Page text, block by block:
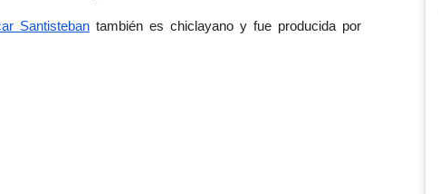
Santisteban